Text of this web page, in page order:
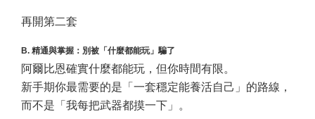
再開第二套
B. 精通與掌握：別被「什麼都能玩」騙了
阿爾比恩確實什麼都能玩，但你時間有限。
新手期你最需要的是「一套穩定能養活自己」的路線，
而不是「我每把武器都摸一下」。